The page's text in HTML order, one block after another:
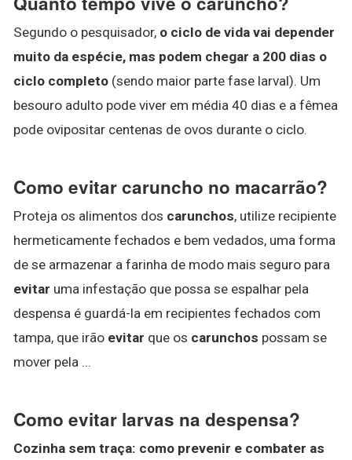
Segundo o pesquisador, o ciclo de vida vai depender
muito da espécie, mas podem chegar a 200 dias o
ciclo completo (sendo maior parte fase larval). Um
besouro adulto pode viver em média 40 dias e a fêmea
pode ovipositar centenas de ovos durante o ciclo.
Como evitar caruncho no macarrão?
Proteja os alimentos dos carunchos, utilize recipiente
hermeticamente fechados e bem vedados, uma forma
de se armazenar a farinha de modo mais seguro para
evitar uma infestação que possa se espalhar pela
despensa é guardá-la em recipientes fechados com
tampa, que irão evitar que os carunchos possam se
mover pela ...
Como evitar larvas na despensa?
Cozinha sem traça: como prevenir e combater as